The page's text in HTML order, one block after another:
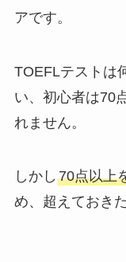
アです。
TOEFLテストは
い、初心者は70
れません。
しかし 70点以上
め、超えておき